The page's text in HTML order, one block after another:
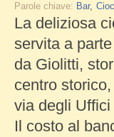
Parole chiave: Bar
La deliziosa
servita a
da Giolitti,
centro
via degli
Il costo al